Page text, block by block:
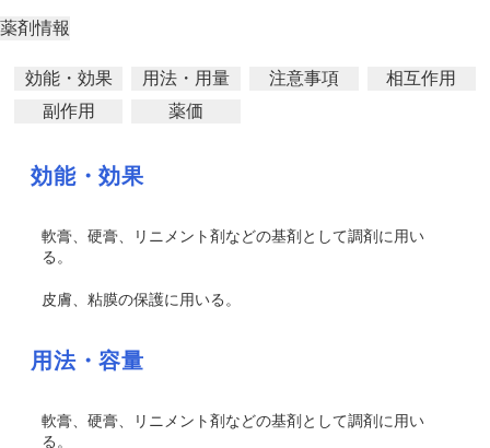
薬剤情報
効能・効果 用法・用量 注意事項
相互作用
副作用
薬価
効能・効果
軟膏、硬膏、リニメント剤などの基剤として調剤に用い
る。
皮膚、粘膜の保護に用いる。
用法・容量
軟膏、硬膏、リニメント剤などの基剤として調剤に用い
る。